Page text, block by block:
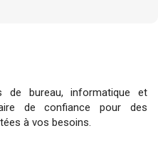
de bureau, informatique et
de confiance pour des
à vos besoins.